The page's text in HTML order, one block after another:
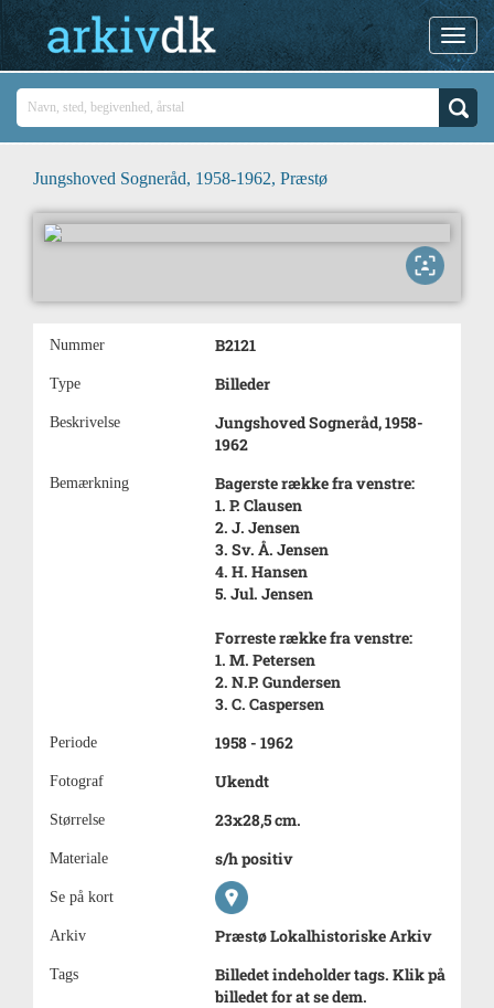
Jungshoved Sogneråd, 1958-1962, Præstø
Nummer B2121
Type Billeder
Beskrivelse
Jungshoved Sogneråd, 1958-
1962
Bemærkning
Bagerste række fra venstre:
1. P. Clausen
2. J. Jensen
3. Sv. Å. Jensen
4. H. Hansen
5. Jul. Jensen
Forreste række fra venstre:
1. M. Petersen
2. N.P. Gundersen
3. C. Caspersen
Periode 1958 - 1962
Fotograf Ukendt
Størrelse 23x28,5 cm.
Materiale s/h positiv
Se på kort
Arkiv Præstø Lokalhistoriske Arkiv
Tags
Billedet indeholder tags. Klik på
billedet for at se dem.